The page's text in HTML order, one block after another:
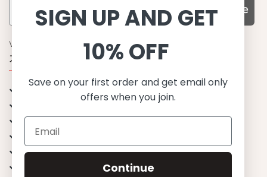
Subscribe
WHY CHOOSE US?
기능성과 품질, 그리고 디자인
UPF 50+ 최고 수준 UV 차단 성능
이탈리아산 최고급 원단과 소재 사용
환경을 생각하는 지속가능한 제품
유럽에서 생산된, 스칸디나비안 디자인
스타일리시함과 정교함
SIGN UP AND GET
10% OFF
Save on your first order and get email only
offers when you join.
Continue